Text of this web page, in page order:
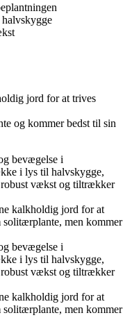
jord for at trives
og kommer bedst til sin
bevægelse i
i lys til halvskygge,
vækst og tiltrækker
kalkholdig jord for at
men kommer
bevægelse i
i lys til halvskygge,
vækst og tiltrækker
kalkholdig jord for at
men kommer